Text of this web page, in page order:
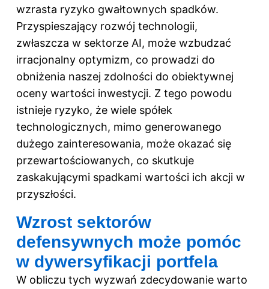
wzrasta ryzyko gwałtownych spadków.
Przyspieszający rozwój technologii,
zwłaszcza w sektorze AI, może wzbudzać
irracjonalny optymizm, co prowadzi do
obniżenia naszej zdolności do obiektywnej
oceny wartości inwestycji. Z tego powodu
istnieje ryzyko, że wiele spółek
technologicznych, mimo generowanego
dużego zainteresowania, może okazać się
przewartościowanych, co skutkuje
zaskakującymi spadkami wartości ich akcji w
przyszłości.
Wzrost sektorów
defensywnych może pomóc
w dywersyfikacji portfela
W obliczu tych wyzwań zdecydowanie warto